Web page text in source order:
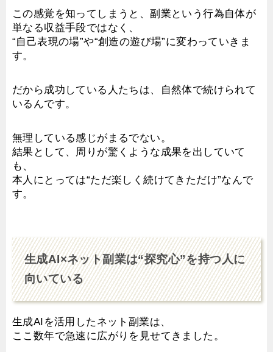
この感覚を知ってしまうと、副業という行為自体が
単なる収益手段ではなく、
“自己表現の場”や“創造の遊び場”に変わっていきま
す。
だから成功している人たちは、自然体で続けられて
いるんです。
無理している感じがまるでない。
結果として、周りが驚くような成果を出していて
も、
本人にとっては“ただ楽しく続けてきただけ”なんで
す。
生成AI×ネット副業は“探究心”を持つ人に
向いている
生成AIを活用したネット副業は、
ここ数年で急速に広がりを見せてきました。